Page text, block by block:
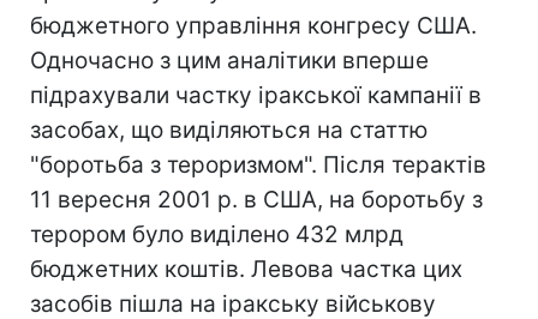
бюджетного управління конгресу США.
Одночасно з цим аналітики вперше
підрахували частку іракської кампанії в
засобах, що виділяються на статтю
"боротьба з тероризмом". Після терактів
11 вересня 2001 р. в США, на боротьбу з
терором було виділено 432 млрд
бюджетних коштів. Левова частка цих
засобів пішла на іракську військову